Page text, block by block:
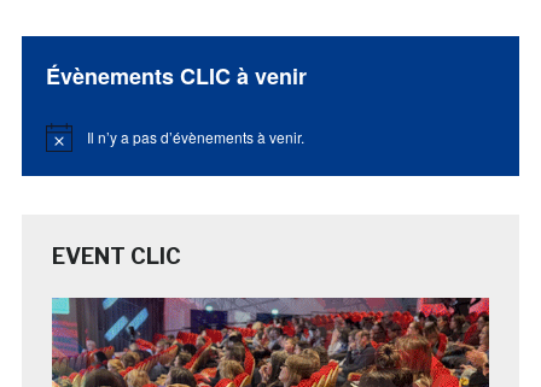
Évènements CLIC à venir
Notice Il n’y a pas d’évènements à venir.
EVENT CLIC